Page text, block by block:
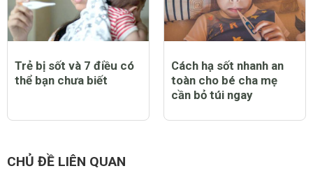
thể bạn chưa biết
Cách hạ sốt nhanh an
toàn cho bé cha mẹ